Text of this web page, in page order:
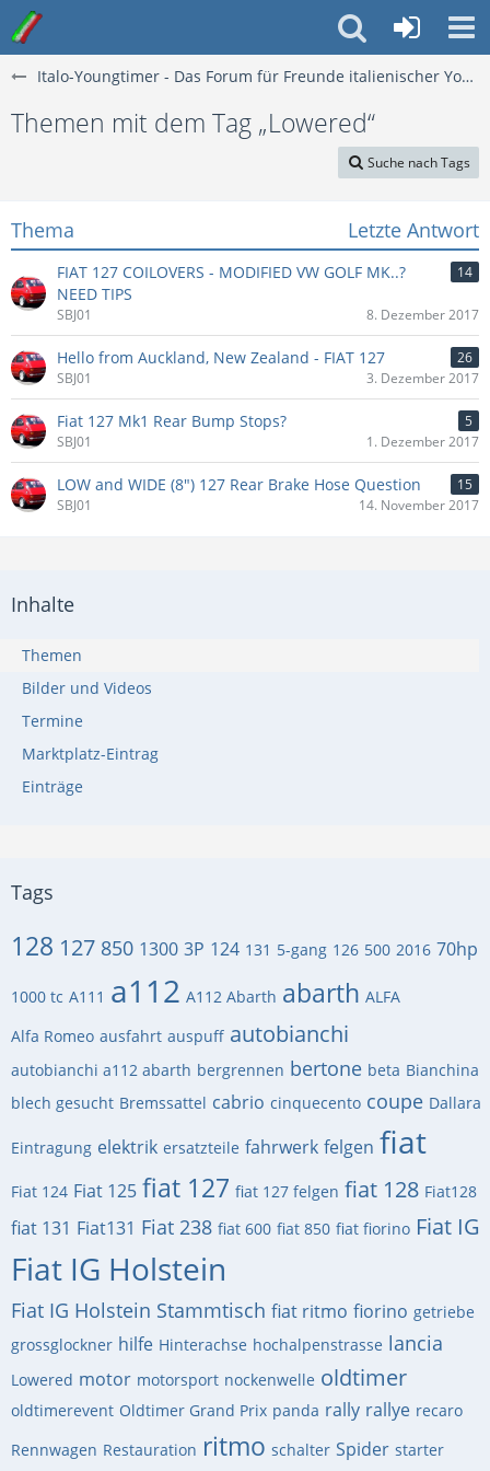
Italo-Youngtimer - Das Forum für Freunde italienischer Young- & Oldtimer
Themen mit dem Tag „Lowered“
Suche nach Tags
Thema Letzte Antwort
FIAT 127 COILOVERS - MODIFIED VW GOLF MK..?
NEED TIPS
14
SBJ01 8. Dezember 2017
Hello from Auckland, New Zealand - FIAT 127
26
SBJ01
3. Dezember 2017
Fiat 127 Mk1 Rear Bump Stops?
5
SBJ01
1. Dezember 2017
LOW and WIDE (8") 127 Rear Brake Hose Question
15
SBJ01
14. November 2017
Inhalte
Themen
Bilder und Videos
Termine
Marktplatz-Eintrag
Einträge
Tags
128 127 850 1300 3P 124 131 5-gang 126 500 2016 70hp
1000 tc A111 a112 A112 Abarth abarth ALFA
Alfa Romeo ausfahrt auspuff autobianchi
autobianchi a112 abarth bergrennen bertone beta Bianchina
blech gesucht Bremssattel cabrio cinquecento coupe Dallara
Eintragung elektrik ersatzteile fahrwerk felgen fiat
Fiat 124 Fiat 125 fiat 127 fiat 127 felgen fiat 128 Fiat128
fiat 131 Fiat131 Fiat 238 fiat 600 fiat 850 fiat fiorino Fiat IG
Fiat IG Holstein
Fiat IG Holstein Stammtisch fiat ritmo fiorino getriebe
grossglockner hilfe Hinterachse hochalpenstrasse lancia
Lowered motor motorsport nockenwelle oldtimer
oldtimerevent Oldtimer Grand Prix panda rally rallye recaro
Rennwagen Restauration ritmo schalter Spider starter